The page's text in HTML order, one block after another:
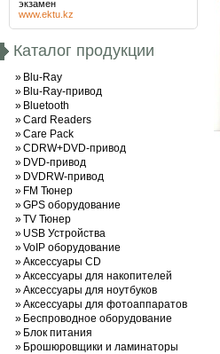
экзамен
www.ektu.kz
Каталог продукции
» Blu-Ray
» Blu-Ray-привод
» Bluetooth
»Card Readers
»Care Pack
»CDRW+DVD-привод
» DVD-привод
» DVDRW-привод
» FM Тюнер
»GPS оборудование
»TV Тюнер
» USB Устройства
»VoIP оборудование
»Аксессуары CD
»Аксессуары для накопителей
»Аксессуары для ноутбуков
»Аксессуары для фотоаппаратов
» Беспроводное оборудование
» Блок питания
» Брошюровщики и ламинаторы